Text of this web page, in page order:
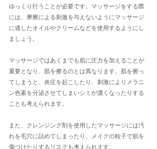
ゆっくり行うことが必要です。マッサージをする際
には、摩擦による刺激を与えないようにマッサージ
に適したオイルやクリームなどを使用するようにし
ましょう。
マッサージではあくまでも肌に圧力を加えることが
重要となり、肌を擦るのとは異なります。肌を擦っ
てしまうと、炎症を起こしたり、刺激によりメラニ
ン色素を分泌させてしまいシミが濃くなったりする
ことも考えられます。
また、クレンジング剤を使用したマッサージには汚
れを毛穴に詰めてしまったり、メイクの粒子で肌を
傷つけたりするリスクも考えられます。